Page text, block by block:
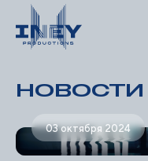
НОВОСТИ
03 октября 2024